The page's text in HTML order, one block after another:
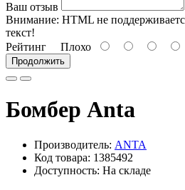
Ваш отзыв
Внимание: HTML не
текст!
Рейтинг Плохо
Продолжить
Бомбер Anta
Производитель: ANTA
Код товара: 1385492
Доступность: На складе